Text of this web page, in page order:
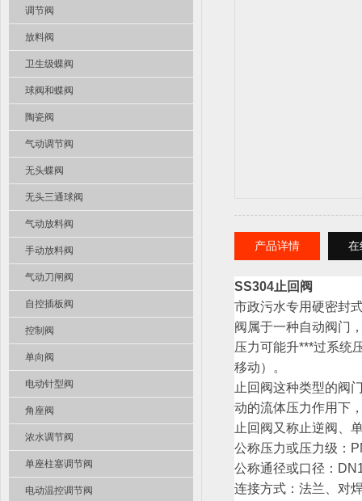
调节阀
放料阀
卫生级蝶阀
球阀和蝶阀
陶瓷阀
气动调节阀
无头蝶阀
无头三通球阀
气动放料阀
手动放料阀
气动刀闸阀
自控插板阀
控制阀
单向阀
电动针型阀
角座阀
浓水调节阀
单座柱塞调节阀
电动温控调节阀
产品详情 在
SS304止回阀
市政污水专用硬密封
阀属于一种自动阀门
压力可能升***过系统
移动）。
止回阀这种类型的阀
动的流体压力作用下
止回阀又称止逆阀、
公称压力或压力级：
公称通径或口径：
连接方式：法兰、对